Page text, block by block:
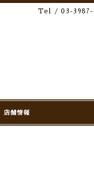
Tel / 03-3987-
店舗情報